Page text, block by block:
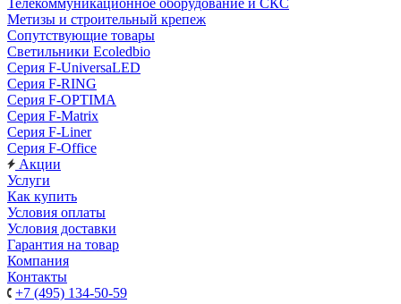
Телекоммуникационное оборудование и СКС
Метизы и строительный крепеж
Сопутствующие товары
Светильники Ecoledbio
Серия F-UniversaLED
Серия F-RING
Серия F-OPTIMA
Серия F-Matrix
Серия F-Liner
Серия F-Office
Акции
Услуги
Как купить
Условия оплаты
Условия доставки
Гарантия на товар
Компания
Контакты
+7 (495) 134-50-59